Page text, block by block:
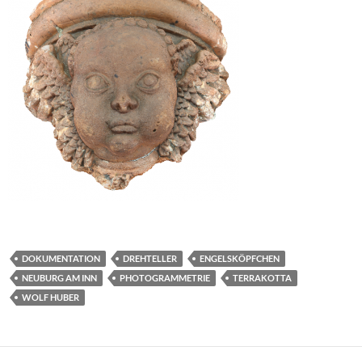
DOKUMENTATION DREHTELLER
ENGELSKÖPFCHEN
NEUBURG AM INN
PHOTOGRAMMETRIE
TERRAKOTTA
WOLF HUBER